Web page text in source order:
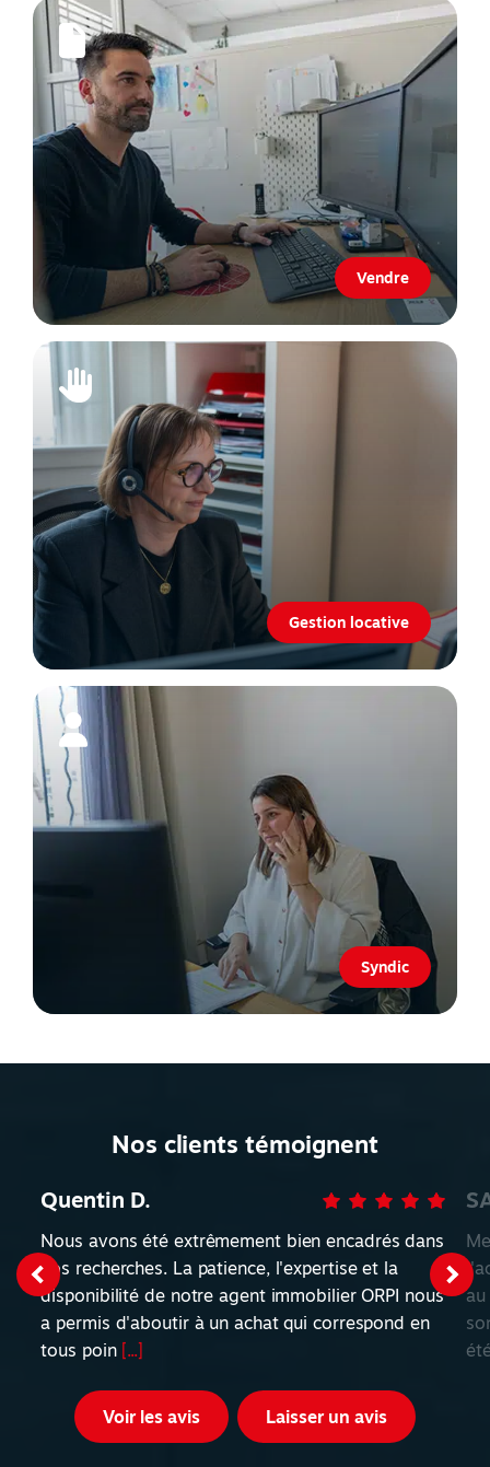
Vendre
Gestion locative
Syndic
Nos clients témoignent
Quentin D.
Nous avons été extrêmement bien encadrés dans
nos recherches. La patience, l'expertise et la
disponibilité de notre agent immobilier ORPI nous
a permis d'aboutir à un achat qui correspond en
tous poin [...]
Voir les avis Laisser un avis